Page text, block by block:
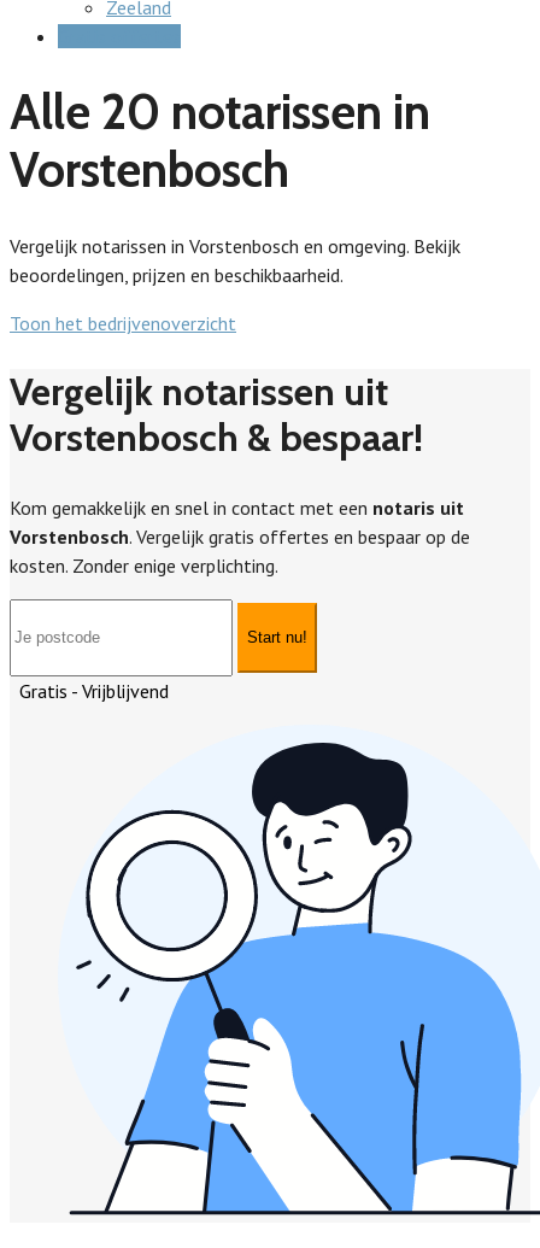
Zeeland
Alle 20 notarissen in
Vorstenbosch
Vergelijk notarissen in Vorstenbosch en omgeving. Bekijk
beoordelingen, prijzen en beschikbaarheid.
Toon het bedrijvenoverzicht
Vergelijk notarissen uit
Vorstenbosch & bespaar!
Kom gemakkelijk en snel in contact met een notaris uit
Vorstenbosch. Vergelijk gratis offertes en bespaar op de
kosten. Zonder enige verplichting.
Start nu!
Gratis - Vrijblijvend